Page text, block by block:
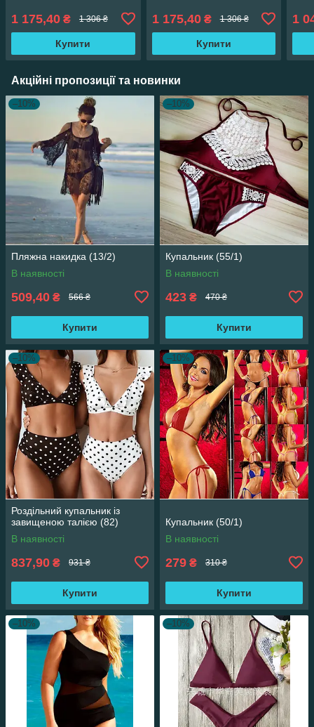
1 175,40 ₴ 1 306 ₴
Купити
1 175,40₴ 1 306 ₴
Купити
1
Акційні пропозиції та новинки
–10%
Пляжна накидка (13/2)
В наявності
509,40 ₴ 566 ₴
Купити
–10%
Купальник (55/1)
В наявності
423 ₴ 470 ₴
Купити
–10%
Роздільний купальник із
завищеною талією (82)
В наявності
837,90 ₴ 931 ₴
Купити
–10%
Купальник (50/1)
В наявності
279 ₴ 310 ₴
Купити
–10% –10%